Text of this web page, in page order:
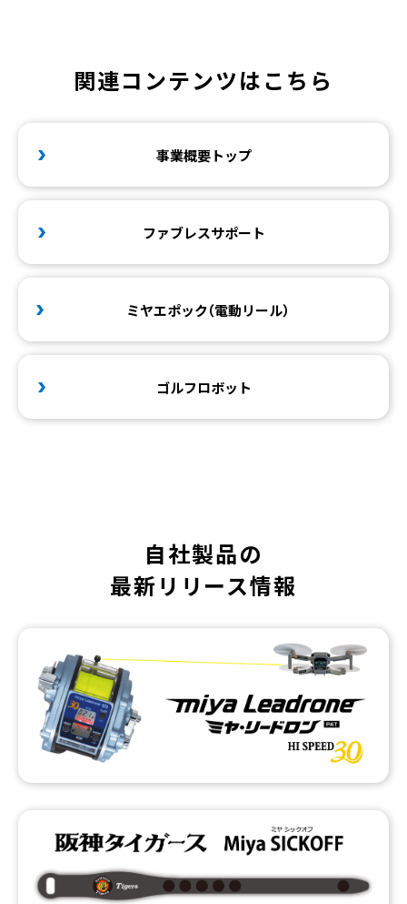
関連コンテンツはこちら
事業概要トップ
ファブレスサポート
ミヤエポック（電動リール）
ゴルフロボット
自社製品の
最新リリース情報